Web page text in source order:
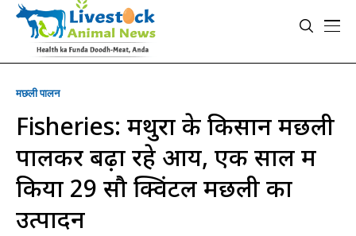
मछली पालन
Fisheries: मथुरा के किसान मछली
पालकर बढ़ा रहे आय, एक साल में
किया 29 सौ क्विंटल मछली का
उत्पादन